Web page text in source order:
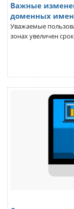
Важные
доменных
Уважаемые
зонах увеличен